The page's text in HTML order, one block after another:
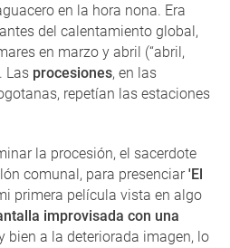
en la hora nona. Era
del calentamiento global,
en marzo y abril (“abril,
Las procesiones, en las
repetían las estaciones
la procesión, el sacerdote
comunal, para presenciar'El
primera película vista en algo
improvisada con una
bien a la deteriorada imagen, lo